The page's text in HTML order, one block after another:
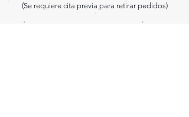
(Se requiere cita previa para retirar pedidos)